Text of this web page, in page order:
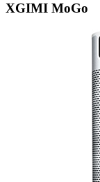
XGIMI MoGo